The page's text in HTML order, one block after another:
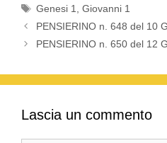
Tag
Genesi 1,Giovanni 1
PENSIERINO n. 648 del 10
PENSIERINO n. 650 del 12
Lascia un commento